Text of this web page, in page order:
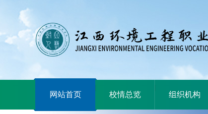
网站首页 校情总览 组织机构